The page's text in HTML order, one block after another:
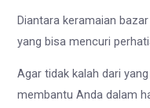
Diantara keramaian
yang bisa mencuri
Agar tidak kalah dari yang
membantu Anda dalam